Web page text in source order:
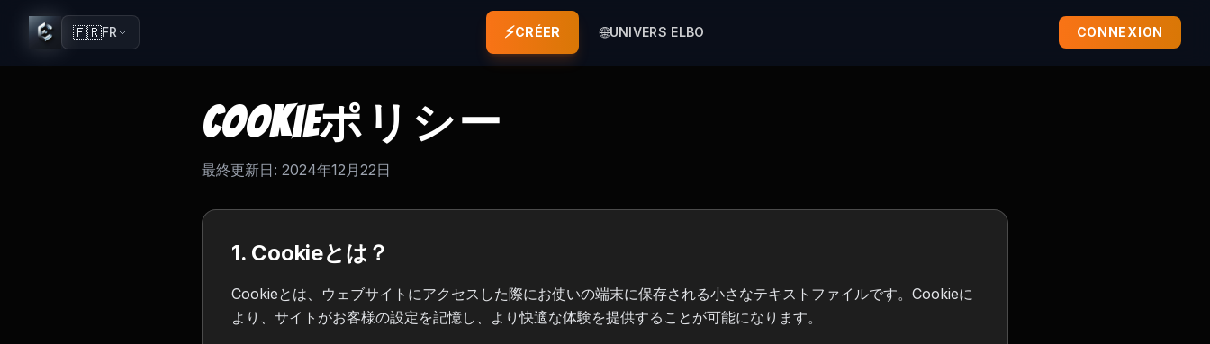
🇫🇷FR ⚡CRÉER 🌐UNIVERS ELBO CONNEXION
Cookieポリシー
最終更新日: 2024年12月22日
1. Cookieとは？
Cookieとは、ウェブサイトにアクセスした際にお使いの端末に保存される小さなテキストファイルです。Cookieに
より、サイトがお客様の設定を記憶し、より快適な体験を提供することが可能になります。